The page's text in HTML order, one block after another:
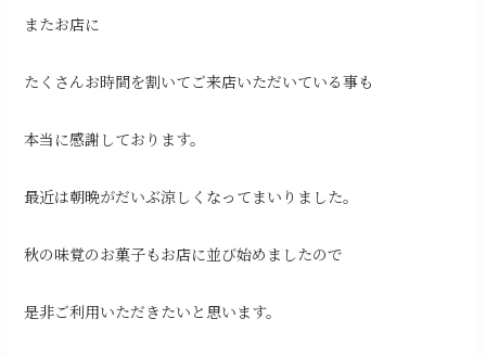
またお店に
たくさんお時間を割いてご来店いただいている事も
本当に感謝しております。
最近は朝晩がだいぶ涼しくなってまいりました。
秋の味覚のお菓子もお店に並び始めましたので
是非ご利用いただきたいと思います。